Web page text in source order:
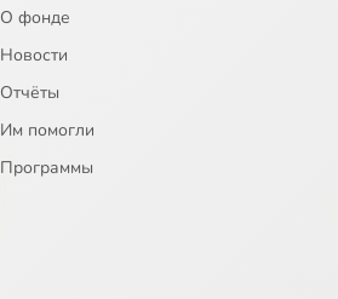
О фонде
Новости
Отчёты
Им помогли
Программы